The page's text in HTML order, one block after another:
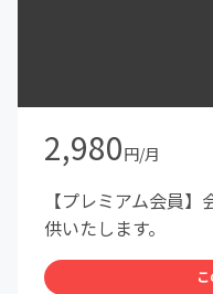
2,980円/月
【プレミアム会員
供いたします。